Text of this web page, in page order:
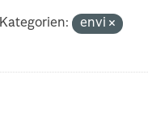
Kategorien:
envi